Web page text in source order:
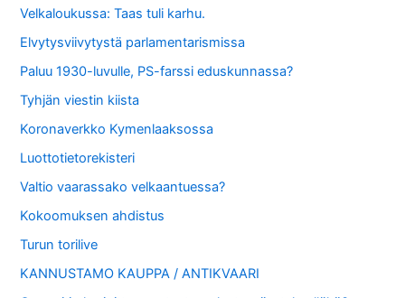
Velkaloukussa: Taas tuli karhu.
Elvytysviivytystä parlamentarismissa
Paluu 1930-luvulle, PS-farssi eduskunnassa?
Tyhjän viestin kiista
Koronaverkko Kymenlaaksossa
Luottotietorekisteri
Valtio vaarassako velkaantuessa?
Kokoomuksen ahdistus
Turun torilive
KANNUSTAMO KAUPPA / ANTIKVAARI